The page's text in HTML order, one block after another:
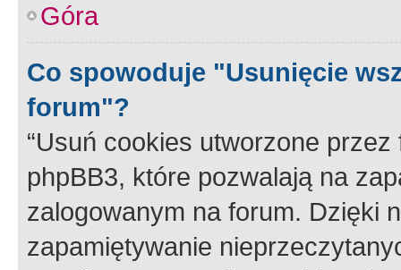
Góra
Co spowoduje "Usunięcie
forum"?
“Usuń cookies utworzone
phpBB3, które pozwalają na
zalogowanym na forum. Dzięki
zapamiętywanie